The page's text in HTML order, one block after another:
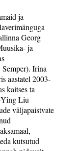
ja
Georg
ja
Irina
aastatel 2003-
kaitses ta
Ying Liu
väljapaistvate
kutsutud